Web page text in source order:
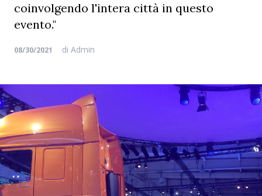
coinvolgendo l'intera città in questo
evento."
08/30/2021 di Admin